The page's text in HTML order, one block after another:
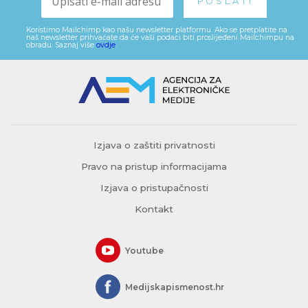
Koristimo Mailchimp kao našu newsletter platformu. Ako se pretplatite na
naš newsletter prihvaćate da će vaši podaci biti proslijeđeni Mailchimpu na
obradu. Saznaj više ovdje
Izjava o zaštiti privatnosti
Pravo na pristup informacijama
Izjava o pristupačnosti
Kontakt
Youtube
Medijskapismenost.hr